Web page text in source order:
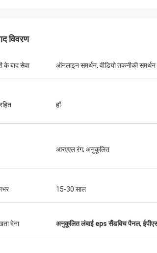
विवरण
के बाद सेवा ऑनलाइन समर्थन, वीडियो तकनीकी समर्थन
हाँ
आरएएल रंग; अनुकूलित
15-30 साल
देना अनुकूलित लंबाई eps सैंडविच पैनल,